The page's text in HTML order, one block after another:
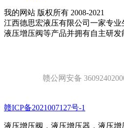
我的网站 版权所有 2008-2021
江西德思宏液压有限公司一家专
液压增压阀等产品并拥有自主研发
赣公网安备
赣ICP备2021007127号-1
液压增压阀，液压增压器，液压